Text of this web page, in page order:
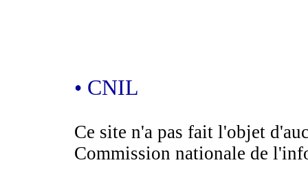
• CNIL
Ce site n'a pas fait l'objet
Commission nationale de